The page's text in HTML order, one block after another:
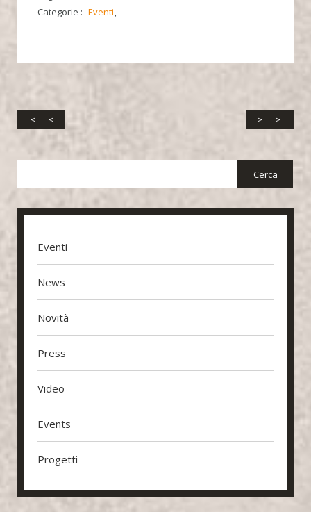
Categorie : Eventi
< >
Eventi
News
Novità
Press
Video
Events
Progetti